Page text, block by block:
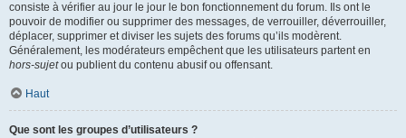
consiste à vérifier au jour le jour le bon fonctionnement du forum. Ils ont le
pouvoir de modifier ou supprimer des messages, de verrouiller, déverrouiller,
déplacer, supprimer et diviser les sujets des forums qu’ils modèrent.
Généralement, les modérateurs empêchent que les utilisateurs partent en
hors-sujetou publient du contenu abusif ou offensant.
Haut
Que sont les groupes d’utilisateurs ?